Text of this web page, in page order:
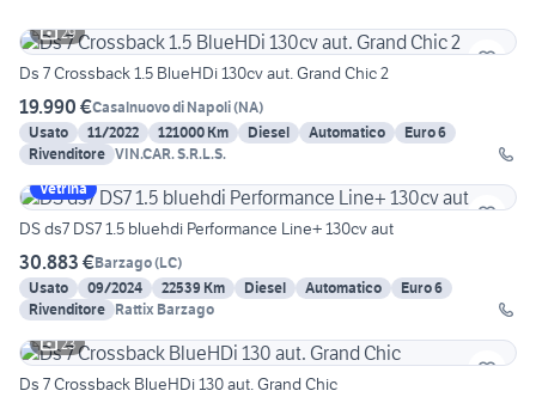
29
Ds 7 Crossback 1.5 BlueHDi 130cv aut. Grand Chic 2
19.990 €Casalnuovo di Napoli(NA)
Usato
11/2022 121000 Km Diesel Automatico
Euro 6
Rivenditore VIN.CAR. S.R.L.S.
Vetrina
DS ds7 DS7 1.5 bluehdi Performance Line+ 130cv aut
30.883 €Barzago(LC)
Usato
09/2024 22539 Km Diesel Automatico
Euro 6
Rivenditore Rattix Barzago
23
Ds 7 Crossback BlueHDi 130 aut. Grand Chic